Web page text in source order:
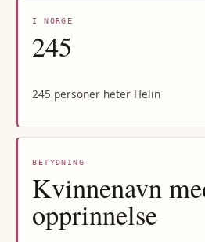
I NORGE
245
245 personer heter Helin
BETYDNING
Kvinnenavn
opprinnelse